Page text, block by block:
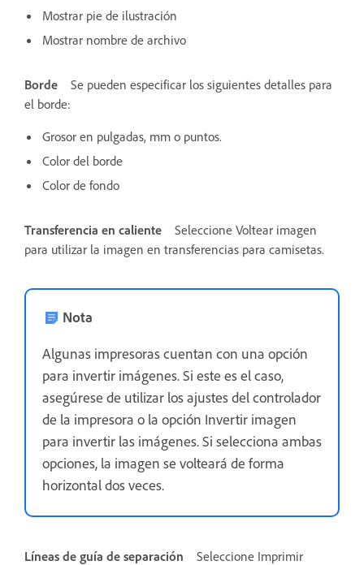
Mostrar pie de ilustración
Mostrar nombre de archivo
Borde
Se pueden especificar los siguientes detalles para
el borde:
Grosor en pulgadas, mm o puntos.
Color del borde
Color de fondo
Transferencia en caliente
Seleccione Voltear imagen
para utilizar la imagen en transferencias para camisetas.
Nota
Algunas impresoras cuentan con una opción
para invertir imágenes. Si este es el caso,
asegúrese de utilizar los ajustes del controlador
de la impresora o la opción Invertir imagen
para invertir las imágenes. Si selecciona ambas
opciones, la imagen se volteará de forma
horizontal dos veces.
Líneas de guía de separación
Seleccione Imprimir